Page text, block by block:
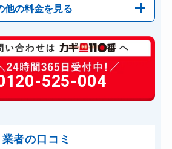
他の料金を見る
6,600円～(税込)
14,300円～(税込)
14,300円～(税込)
525-004
業者の口コミ